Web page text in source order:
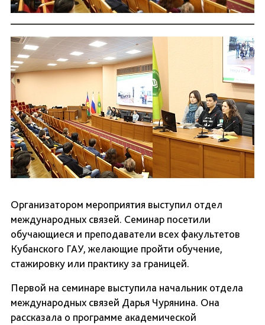
Организатором мероприятия выступил отдел
международных связей. Семинар посетили
обучающиеся и преподаватели всех факультетов
Кубанского ГАУ, желающие пройти обучение,
стажировку или практику за границей.
Первой на семинаре выступила начальник отдела
международных связей Дарья Чурянина. Она
рассказала о программе академической